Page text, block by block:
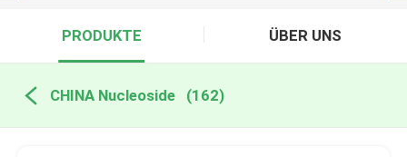
PRODUKTE ÜBER UNS
CHINA Nucleoside (162)